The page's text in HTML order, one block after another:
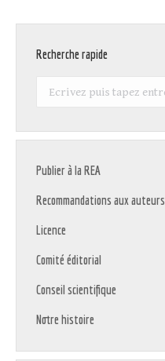
Recherche rapide
Recherche
Publier à la REA
Recommandations aux auteurs
Licence
Comité éditorial
Conseil scientifique
Notre histoire